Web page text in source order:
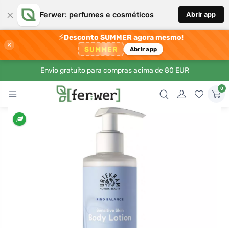
× Ferwer: perfumes e cosméticos Abrir app
×
⚡Desconto SUMMER agora mesmo!
SUMMER Abrir app
Envio gratuito para compras acima de 80 EUR
0